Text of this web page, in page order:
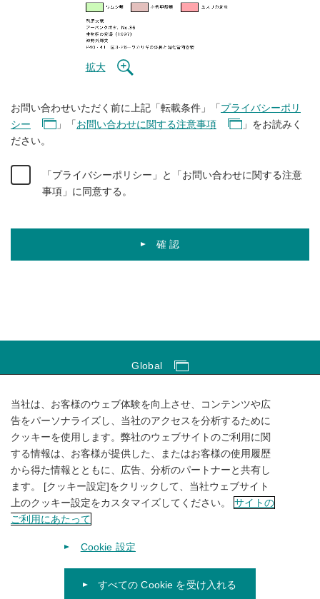
拡大
お問い合わせいただく前に上記「転載条件」「プライバシーポリ
シー
」「お問い合わせに関する注意事項
」をお読みく
ださい。
「プライバシーポリシー」と「お問い合わせに関する注意
事項」に同意する。
確 認
Global
サイトのご利用にあたって
ソーシャルメディアポリシー
個人情報保護方針
サイトマップ
当社は、お客様のウェブ体験を向上させ、コンテンツや広
告をパーソナライズし、当社のアクセスを分析するために
クッキーを使用します。弊社のウェブサイトのご利用に関
する情報は、お客様が提供した、またはお客様の使用履歴
から得た情報とともに、広告、分析のパートナーと共有し
ます。 [クッキー設定]をクリックして、当社ウェブサイト
上のクッキー設定をカスタマイズしてください。
サイトの
ご利用にあたって
Cookie 設定
すべての Cookie を受け入れる